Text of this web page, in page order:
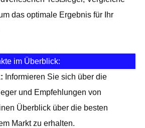
das optimale Ergebnis für Ihr
im Überblick:
Informieren Sie sich über die
und Empfehlungen von
Überblick über die besten
Markt zu erhalten.